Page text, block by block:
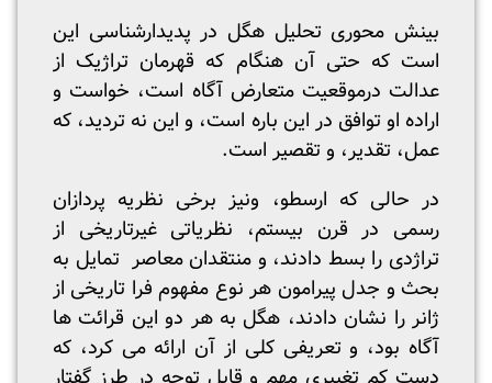
بینش محوری تحلیل هگل در پدیدارشناسی این
است که حتی آن هنگام که قهرمان تراژیک از
عدالت درموقعیت متعارض آگاه است، خواست و
اراده او توافق در این باره است، و این نه تردید، که
عمل، تقدیر، و تقصیر است.
در حالی که ارسطو، ونیز برخی نظریه پردازان
رسمی در قرن بیستم، نظریاتی غیرتاریخی از
تراژدی را بسط دادند، و منتقدان معاصر تمایل به
بحث و جدل پیرامون هر نوع مفهوم فرا تاریخی از
ژانر را نشان دادند، هگل به هر دو این قرائت ها
آگاه بود، و تعریفی کلی از آن ارائه می کرد، که